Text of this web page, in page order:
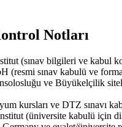
Notları
(sınav bilgileri ve kabul
(resmi sınav kabulü ve
ve Büyükelçilik
kursları ve DTZ sınavı
(üniversite kabulü için